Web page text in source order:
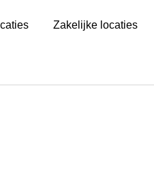
Zakelijke locaties